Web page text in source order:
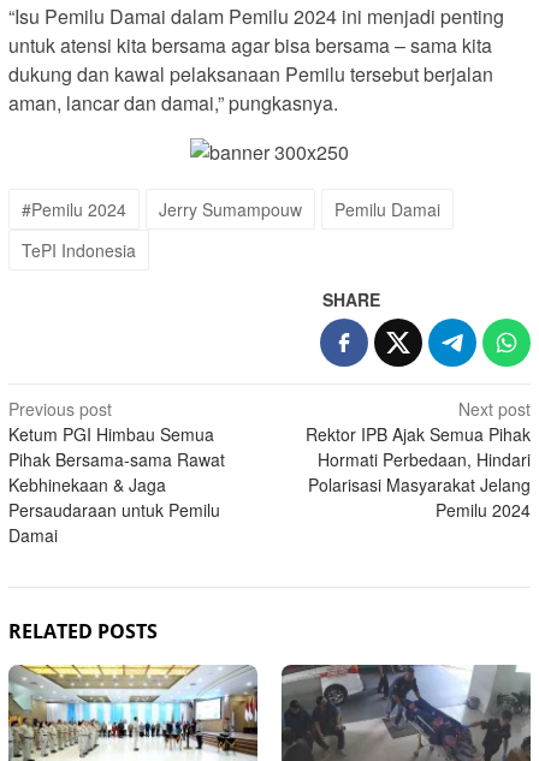
“Isu Pemilu Damai dalam Pemilu 2024 ini menjadi penting
untuk atensi kita bersama agar bisa bersama – sama kita
dukung dan kawal pelaksanaan Pemilu tersebut berjalan
aman, lancar dan damai,” pungkasnya.
#Pemilu 2024 Jerry Sumampouw
Pemilu Damai
TePI Indonesia
SHARE
Post
navigation
Previous post
Ketum PGI Himbau Semua
Pihak Bersama-sama Rawat
Kebhinekaan & Jaga
Persaudaraan untuk Pemilu
Damai
Next post
Rektor IPB Ajak Semua Pihak
Hormati Perbedaan, Hindari
Polarisasi Masyarakat Jelang
Pemilu 2024
RELATED POSTS